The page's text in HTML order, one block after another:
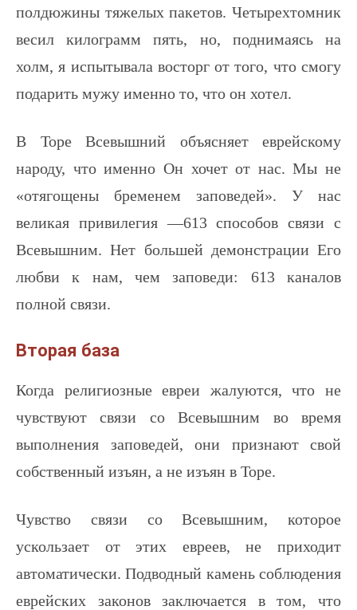
полдюжины тяжелых пакетов. Четырехтомник
весил килограмм пять, но, поднимаясь на
холм, я испытывала восторг от того, что смогу
подарить мужу именно то, что он хотел.
В Торе Всевышний объясняет еврейскому
народу, что именно Он хочет от нас. Мы не
«отягощены бременем заповедей». У нас
великая привилегия —613 способов связи с
Всевышним. Нет большей демонстрации Его
любви к нам, чем заповеди: 613 каналов
полной связи.
Вторая база
Когда религиозные евреи жалуются, что не
чувствуют связи со Всевышним во время
выполнения заповедей, они признают свой
собственный изъян, а не изъян в Торе.
Чувство связи со Всевышним, которое
ускользает от этих евреев, не приходит
автоматически. Подводный камень соблюдения
еврейских законов заключается в том, что